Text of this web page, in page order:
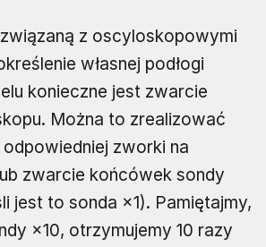
z oscyloskopowymi
własnej podłogi
konieczne jest zwarcie
Można to zrealizować
odpowiedniej zworki na
zwarcie końcówek sondy
jest to sonda ×1). Pamiętajmy,
×10, otrzymujemy 10 razy